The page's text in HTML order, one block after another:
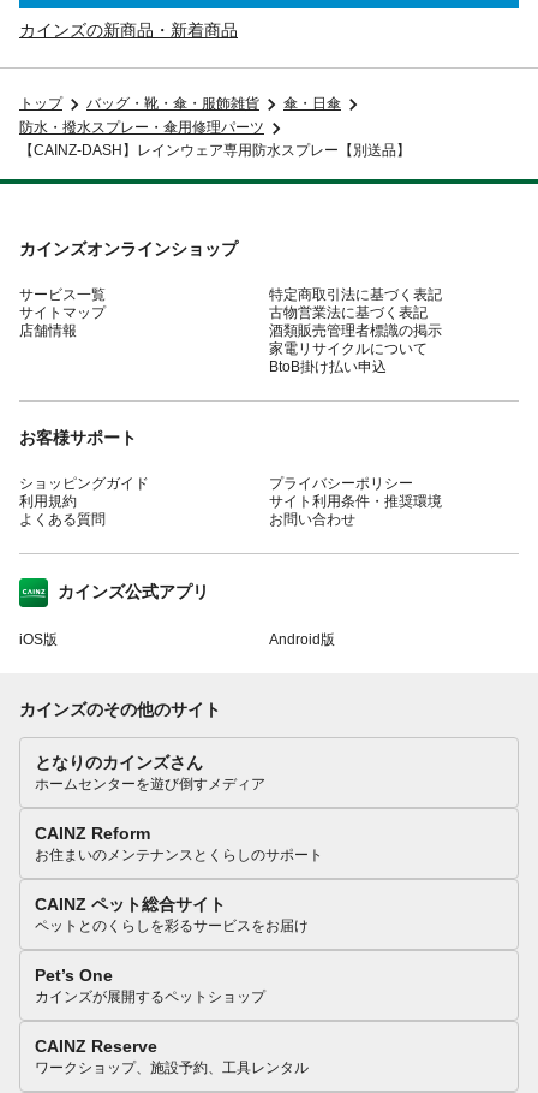
カインズの新商品・新着商品
トップ バッグ・靴・傘・服飾雑貨
傘・日傘
防水・撥水スプレー・傘用修理パーツ
【CAINZ-DASH】レインウェア専用防水スプレー【別送品】
カインズオンラインショップ
サービス一覧
サイトマップ
店舗情報
特定商取引法に基づく表記
古物営業法に基づく表記
酒類販売管理者標識の掲示
家電リサイクルについて
BtoB掛け払い申込
お客様サポート
ショッピングガイド
利用規約
よくある質問
プライバシーポリシー
サイト利用条件・推奨環境
お問い合わせ
カインズ公式アプリ
iOS版 Android版
カインズのその他のサイト
となりのカインズさん
ホームセンターを遊び倒すメディア
CAINZ Reform
お住まいのメンテナンスとくらしのサポート
CAINZ ペット総合サイト
ペットとのくらしを彩るサービスをお届け
Pet’s One
カインズが展開するペットショップ
CAINZ Reserve
ワークショップ、施設予約、工具レンタル